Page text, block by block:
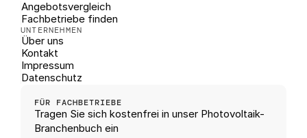
Angebotsvergleich
Fachbetriebe finden
UNTERNEHMEN
Über uns
Kontakt
Impressum
Datenschutz
FÜR FACHBETRIEBE
Tragen Sie sich kostenfrei in unser Photovoltaik-
Branchenbuch ein